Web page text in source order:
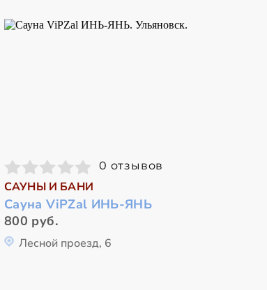
0 отзывов
САУНЫ И БАНИ
Сауна ViPZal ИНЬ-ЯНЬ
800 руб.
Лесной проезд, 6